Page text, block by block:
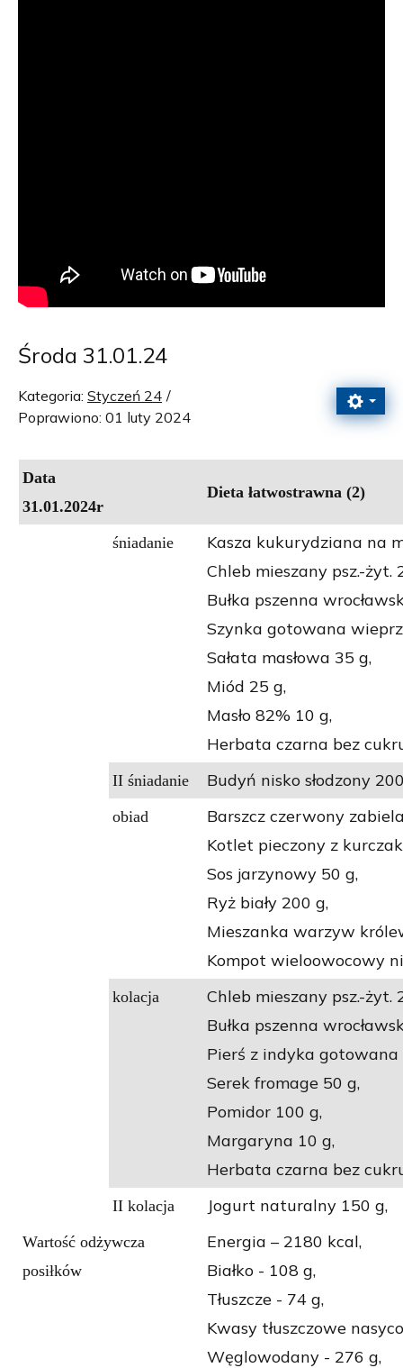
Środa 31.01.24
Kategoria: Styczeń 24
Poprawiono: 01 luty 2024
Data
31.01.2024r
Dieta łatwostrawna (2)
śniadanie
Kasza kukurydziana na
Chleb mieszany psz.-żyt.
Bułka pszenna
Szynka gotowana
Sałata masłowa 35 g,
Miód 25 g,
Masło 82% 10 g,
Herbata czarna bez
II śniadanie Budyń nisko słodzony
obiad
Barszcz czerwony
Kotlet pieczony z
Sos jarzynowy 50 g,
Ryż biały 200 g,
Mieszanka warzyw
Kompot wieloowocowy
kolacja
Chleb mieszany psz.-żyt.
Bułka pszenna
Pierś z indyka gotowana
Serek fromage 50 g,
Pomidor 100 g,
Margaryna 10 g,
Herbata czarna bez
II kolacja Jogurt naturalny 150 g,
Wartość odżywcza
posiłków
Energia – 2180 kcal,
Białko - 108 g,
Tłuszcze - 74 g,
Kwasy tłuszczowe
Węglowodany - 276 g,